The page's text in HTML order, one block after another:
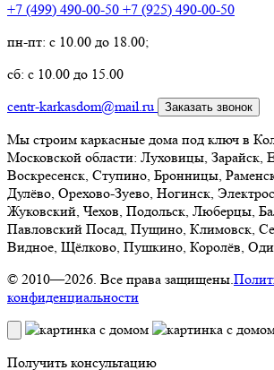
+7 (499) 490-00-50 +7 (925) 490-00-50
пн-пт: с 10.00 до 18.00;
сб: с 10.00 до 15.00
centr-karkasdom@mail.ru
Заказать звонок
Мы строим каркасные дома под ключ в
Московской области: Луховицы, Зарайск,
Воскресенск, Ступино, Бронницы,
Дулёво, Орехово-Зуево, Ногинск,
Жуковский, Чехов, Подольск, Люберцы,
Павловский Посад, Пущино, Климовск,
Видное, Щёлково, Пушкино, Королёв,
© 2010—2026. Все права защищены.
конфиденциальности
Получить консультацию